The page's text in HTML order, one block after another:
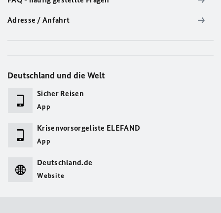
Adresse / Anfahrt
Deutschland und die Welt
Sicher Reisen
App
Krisenvorsorgeliste ELEFAND
App
Deutschland.de
Website